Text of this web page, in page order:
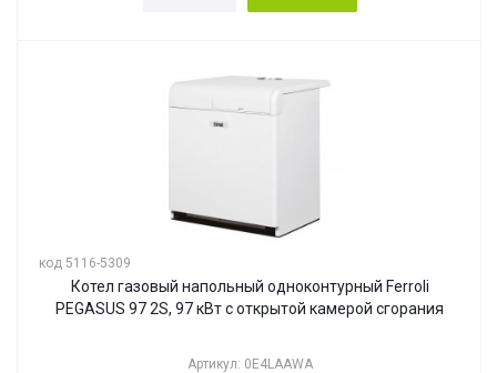
код 5116-5309
Котел газовый напольный одноконтурный Ferroli
PEGASUS 97 2S, 97 кВт с открытой камерой сгорания
Артикул: 0E4LAAWA